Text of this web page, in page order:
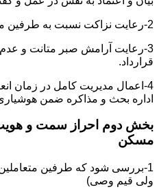
2-رعایت نزاکت نسبت به طرفین معامله و عدم تبعیض بین ایشان.
3-رعایت آرامش صبر متانت و
قرارداد.
4-اعمال مدیریت کامل در زمان
اداره بحث و مذاکره ضمن
بخش دوم احراز سمت و
مسکن
1-بررسی شود که طرفین متعاملین
ولی قیم وصی)